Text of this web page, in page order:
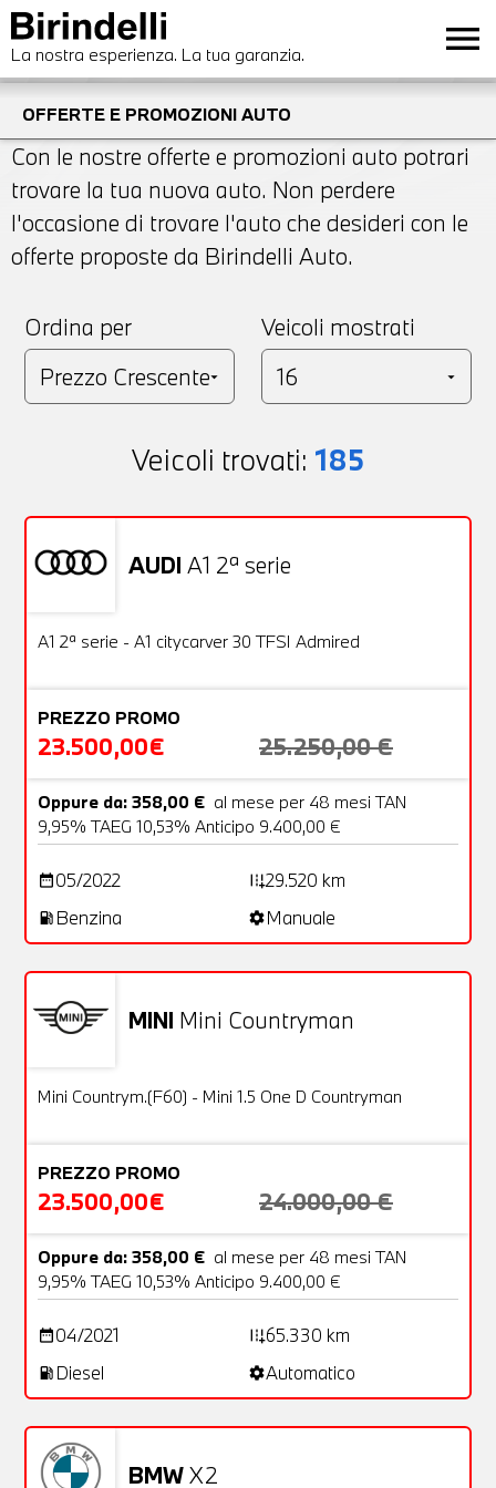
La nostra esperienza. La tua garanzia. menu
OFFERTE E PROMOZIONI AUTO
Con le nostre offerte e promozioni auto potrari
trovare la tua nuova auto. Non perdere
l'occasione di trovare l'auto che desideri con le
offerte proposte da Birindelli Auto.
Ordina per Veicoli mostrati
Veicoli trovati: 185
AUDI A1 2ª serie
OFFERTA
A1 2ª serie - A1 citycarver 30 TFSI Admired
PREZZO PROMO
23.500,00€ 25.250,00 €
Oppure da: 358,00 € al mese per 48 mesi TAN
9,95% TAEG 10,53% Anticipo 9.400,00 €
date_range05/2022 add_road29.520 km
local_gas_station Benzina settingsManuale
MINI Mini Countryman
OFFERTA
Mini Countrym.(F60) - Mini 1.5 One D Countryman
PREZZO PROMO
23.500,00€ 24.000,00 €
Oppure da: 358,00 € al mese per 48 mesi TAN
9,95% TAEG 10,53% Anticipo 9.400,00 €
date_range04/2021 add_road65.330 km
local_gas_station Diesel settingsAutomatico
BMWX2